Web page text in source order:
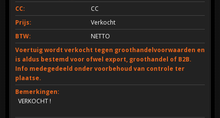
CC:
CC
Prijs:
Verkocht
BTW:
NETTO
Voertuig wordt verkocht tegen groothandelvoorwaarden en
is aldus bestemd voor ofwel export, groothandel of B2B.
Info medegedeeld onder voorbehoud van controle ter
plaatse.
Bemerkingen:
VERKOCHT !